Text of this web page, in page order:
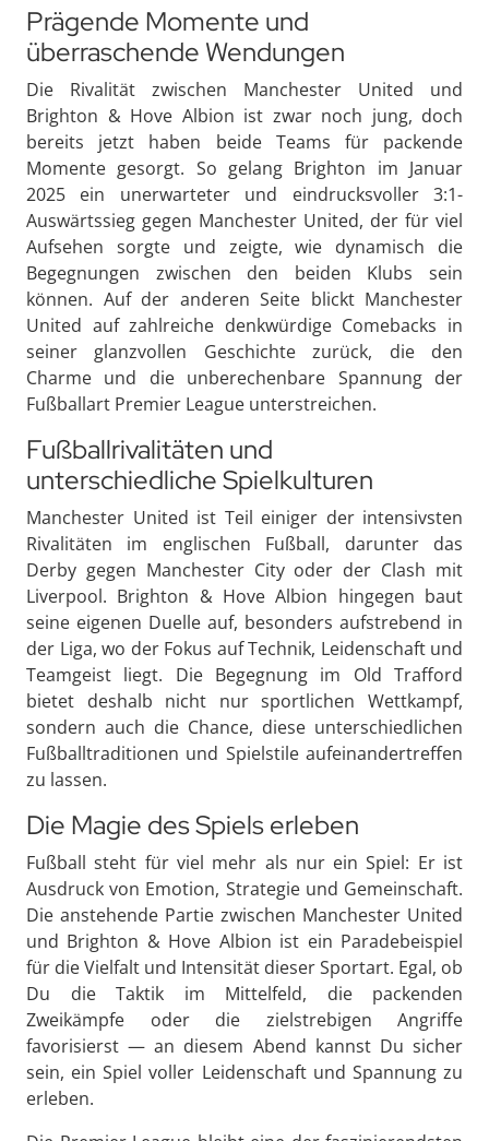
Prägende Momente und
überraschende Wendungen
Die Rivalität zwischen Manchester United und
Brighton & Hove Albion ist zwar noch jung, doch
bereits jetzt haben beide Teams für packende
Momente gesorgt. So gelang Brighton im Januar
2025 ein unerwarteter und eindrucksvoller 3:1-
Auswärtssieg gegen Manchester United, der für viel
Aufsehen sorgte und zeigte, wie dynamisch die
Begegnungen zwischen den beiden Klubs sein
können. Auf der anderen Seite blickt Manchester
United auf zahlreiche denkwürdige Comebacks in
seiner glanzvollen Geschichte zurück, die den
Charme und die unberechenbare Spannung der
Fußballart Premier League unterstreichen.
Fußballrivalitäten und
unterschiedliche Spielkulturen
Manchester United ist Teil einiger der intensivsten
Rivalitäten im englischen Fußball, darunter das
Derby gegen Manchester City oder der Clash mit
Liverpool. Brighton & Hove Albion hingegen baut
seine eigenen Duelle auf, besonders aufstrebend in
der Liga, wo der Fokus auf Technik, Leidenschaft und
Teamgeist liegt. Die Begegnung im Old Trafford
bietet deshalb nicht nur sportlichen Wettkampf,
sondern auch die Chance, diese unterschiedlichen
Fußballtraditionen und Spielstile aufeinandertreffen
zu lassen.
Die Magie des Spiels erleben
Fußball steht für viel mehr als nur ein Spiel: Er ist
Ausdruck von Emotion, Strategie und Gemeinschaft.
Die anstehende Partie zwischen Manchester United
und Brighton & Hove Albion ist ein Paradebeispiel
für die Vielfalt und Intensität dieser Sportart. Egal, ob
Du die Taktik im Mittelfeld, die packenden
Zweikämpfe oder die zielstrebigen Angriffe
favorisierst — an diesem Abend kannst Du sicher
sein, ein Spiel voller Leidenschaft und Spannung zu
erleben.